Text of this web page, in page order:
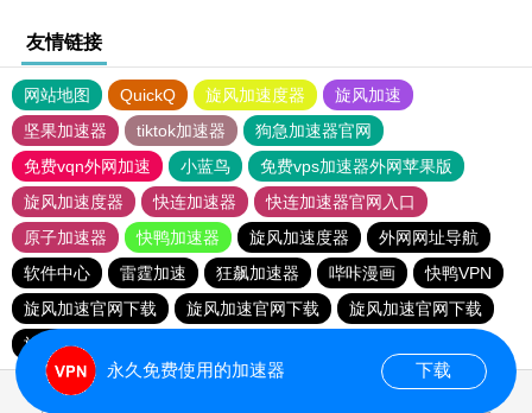
友情链接
网站地图 QuickQ 旋风加速度器
旋风加速
坚果加速器
tiktok加速器
狗急加速器官网
免费vqn外网加速
小蓝鸟
免费vps加速器外网苹果版
旋风加速度器
快连加速器
快连加速器官网入口
原子加速器
快鸭加速器 旋风加速度器
外网网址导航
软件中心
雷霆加速 狂飙加速器 哔咔漫画
快鸭VPN
旋风加速官网下载
旋风加速官网下载
旋风加速官网下载
旋风加速官网下载
永久免费使用的加速器 下载